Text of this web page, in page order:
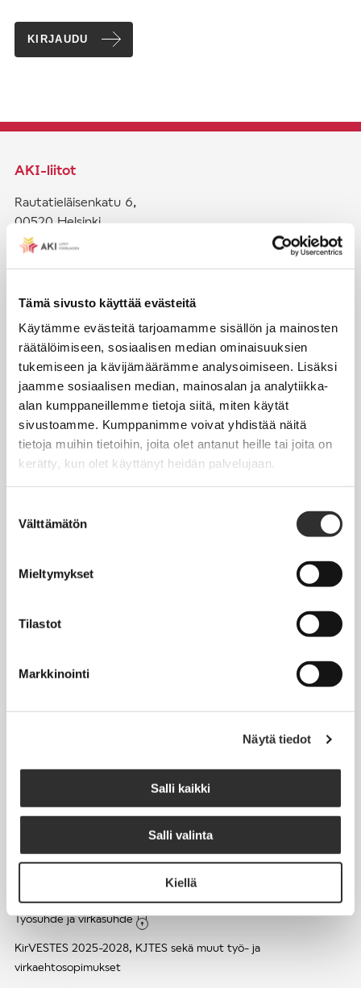
Tämä sivusto käyttää evästeitä
Käytämme evästeitä tarjoamamme sisällön ja mainosten
räätälöimiseen, sosiaalisen median ominaisuuksien
tukemiseen ja kävijämäärämme analysoimiseen. Lisäksi
jaamme sosiaalisen median, mainosalan ja analytiikka-
alan kumppaneillemme tietoja siitä, miten käytät
sivustoamme. Kumppanimme voivat yhdistää näitä
tietoja muihin tietoihin, joita olet antanut heille tai joita on
kerätty, kun olet käyttänyt heidän palvelujaan.
valinta
Välttämätön
Mieltymykset
Tilastot
Markkinointi
Näytä tiedot
Salli kaikki
Salli valinta
Kiellä
KIRJAUDU
AKI-liitot
Rautatieläisenkatu 6,
00520 Helsinki
puh. (09) 4270 1503
Seuraa meitä somessa:
JÄSENYYS
Henkilöjäsenyys
Jäsenmaksujen työnantajaperintä
Matkalaskut
Tapahtumakalenteri
JOBI
TYÖELÄMÄOPAS
Työsuhde ja virkasuhde
KirVESTES 2025-2028, KJTES sekä muut työ- ja
virkaehtosopimukset